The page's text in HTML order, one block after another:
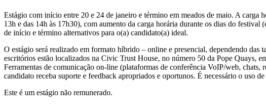
Estágio com início entre 20 e 24 de janeiro e término em meados de maio. A carga
13h e das 14h às 17h30), com aumento da carga horária durante os dias do
de início e término alternativos para o(a) candidato(a) ideal.
O estágio será realizado em formato híbrido – online e presencial, dependendo
escritórios estão localizados na Civic Trust House, no número 50 da Pope Quays,
Ferramentas de comunicação on-line (plataformas de conferência VoIP/web,
candidato receba suporte e feedback apropriados e oportunos. É necessário o uso
Este é um estágio não remunerado.